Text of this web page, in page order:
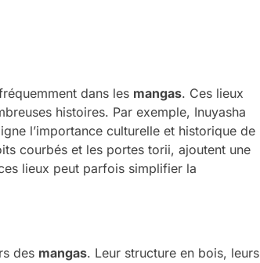
dans les mangas. Ces lieux
histoires. Par exemple, Inuyasha
l’importance culturelle et historique de
courbés et les portes torii, ajoutent une
lieux peut parfois simplifier la
des mangas. Leur structure en bois, leurs